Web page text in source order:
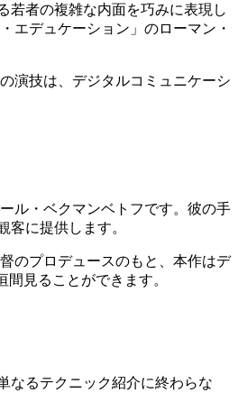
若者の複雑な内面を巧みに表現し
エデュケーション」のローマン・
演技は、デジタルコミュニケーシ
ル・ベクマンベトフです。彼の手
客に提供します。
のプロデュースのもと、本作はデ
見ることができます。
なるテクニック紹介に終わらな